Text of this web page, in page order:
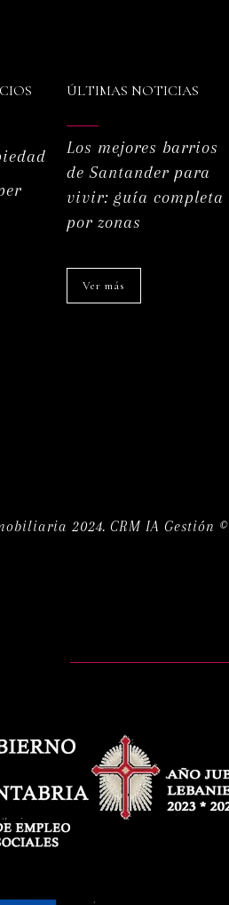
ÚLTIMAS NOTICIAS
Los mejores barrios
de Santander para
vivir: guía completa
por zonas
Ver más
2024. CRM IA Gestión ©